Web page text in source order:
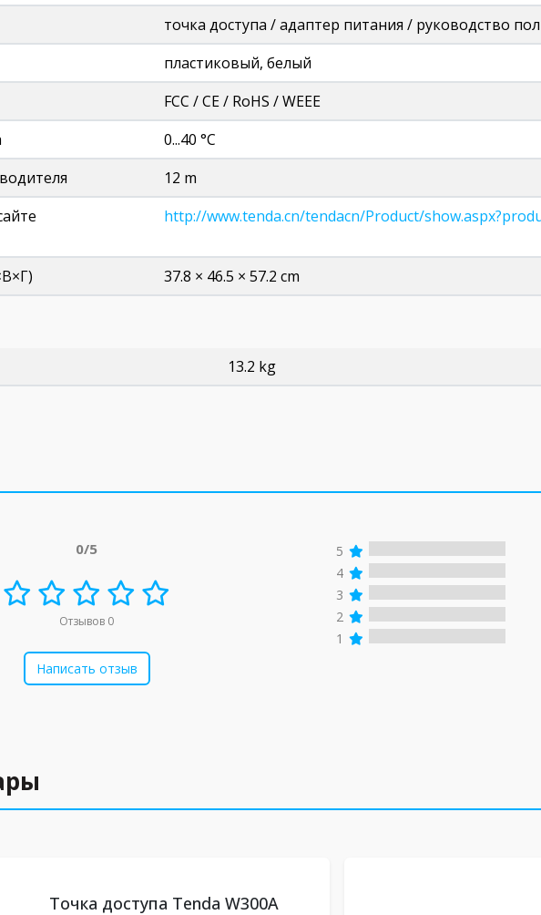
точка доступа / адаптер питания / руководство
пластиковый, белый
FCC / CE / RoHS / WEEE
0...40 °C
12 m
http://www.tenda.cn/tendacn/Product/
37.8 × 46.5 × 57.2 cm
13.2 kg
0/5
Отзывов 0
Написать отзыв
5
4
3
2
1
Точка доступа Tenda W300A